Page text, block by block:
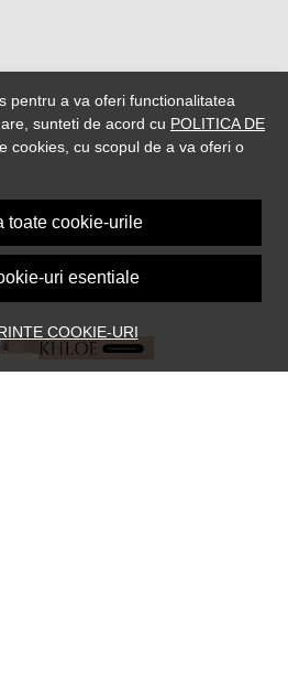
pentru a va oferi functionalitatea
sunteti de acord cu POLITICA DE
cookies, cu scopul de a va oferi o
toate cookie-urile
uri esentiale
COOKIE-URI